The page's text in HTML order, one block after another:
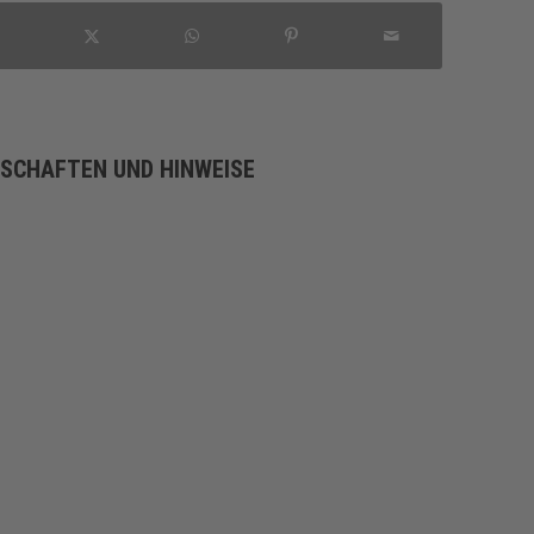
UND HINWEISE